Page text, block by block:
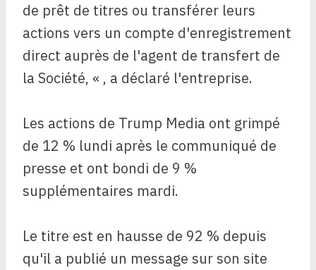
de prêt de titres ou transférer leurs
actions vers un compte d'enregistrement
direct auprès de l'agent de transfert de
la Société, « , a déclaré l'entreprise.
Les actions de Trump Media ont grimpé
de 12 % lundi après le communiqué de
presse et ont bondi de 9 %
supplémentaires mardi.
Le titre est en hausse de 92 % depuis
qu'il a publié un message sur son site